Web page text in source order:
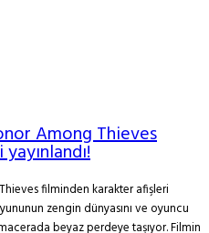
Among Thieves
filminden karakter afişleri
zengin dünyasını ve oyuncu
beyaz perdeye taşıyor. Filmin